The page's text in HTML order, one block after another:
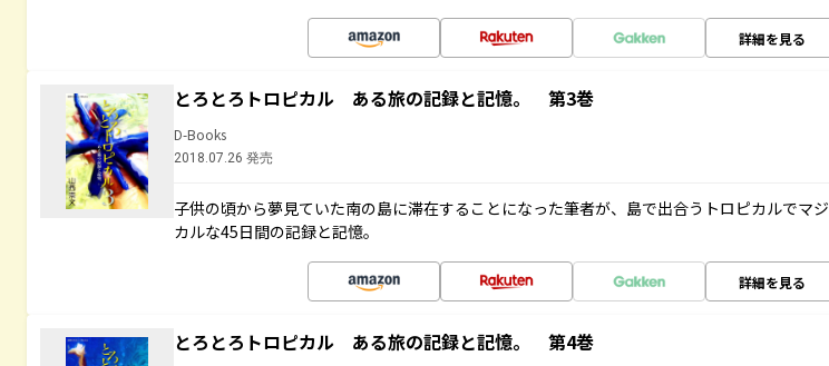
詳細を見る
とろとろトロピカル ある旅の記録と記憶。 第3巻
D-Books
2018.07.26 発売
子供の頃から夢見ていた南の島に滞在することになった筆者が、島で出合うトロピカルでマジ
カルな45日間の記録と記憶。
詳細を見る
とろとろトロピカル ある旅の記録と記憶。 第4巻